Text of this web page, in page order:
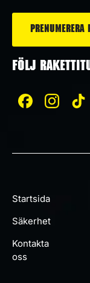
FÖLJ
Startsida
Säkerhet
Kontakta
oss